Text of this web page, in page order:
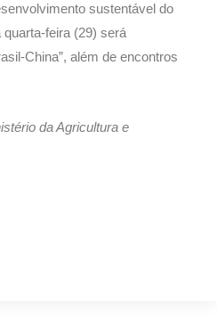
sustentável do
feira (29) será
China”, além de encontros
da Agricultura e